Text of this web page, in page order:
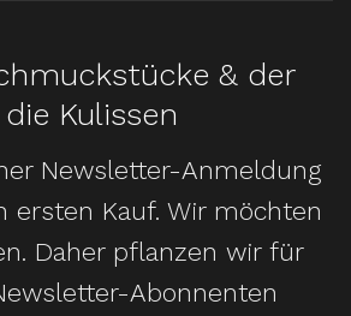
& der
Kulissen
Newsletter-Anmeldung
ersten Kauf. Wir möchten
Daher pflanzen wir für
Abonnenten